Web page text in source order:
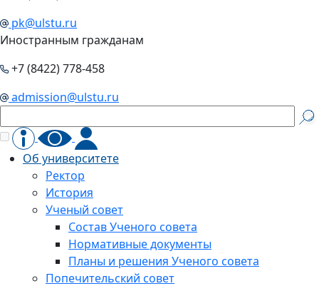
pk@ulstu.ru
Иностранным гражданам
+7 (8422) 778-458
admission@ulstu.ru
Об университете
Ректор
История
Ученый совет
Состав Ученого совета
Нормативные документы
Планы и решения Ученого совета
Попечительский совет